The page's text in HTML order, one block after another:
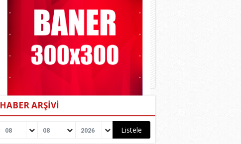
HABER ARŞİVİ
08 08 2026